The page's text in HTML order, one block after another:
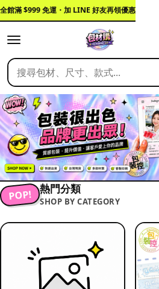
全館滿 $999 免運・加 LINE 好友再領優惠
POP! 熱門分類
SHOP BY CATEGORY